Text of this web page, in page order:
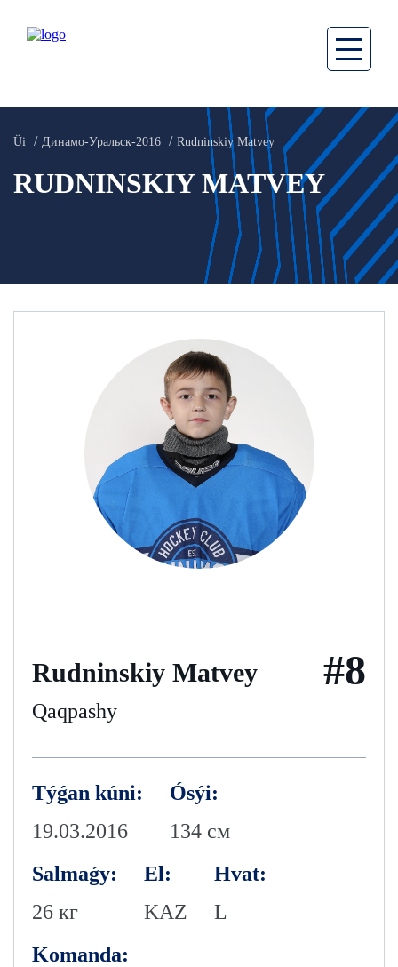
Üi Динамо-Уральск-2016 Rudninskiy Matvey
RUDNINSKIY MATVEY
Rudninskiy Matvey
Qaqpashy
#8
Týǵan kúni:
19.03.2016
Ósýi:
134 см
Salmaǵy:
26 кг
El:
KAZ
Hvat:
L
Komanda: